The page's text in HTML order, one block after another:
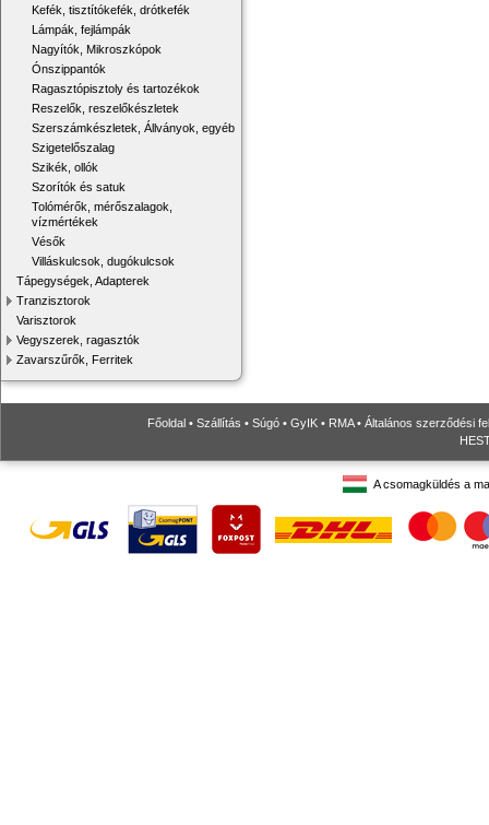
Kefék, tisztítókefék, drótkefék
Lámpák, fejlámpák
Nagyítók, Mikroszkópok
Ónszippantók
Ragasztópisztoly és tartozékok
Reszelők, reszelőkészletek
Szerszámkészletek, Állványok, egyéb
Szigetelőszalag
Szikék, ollók
Szorítók és satuk
Tolómérők, mérőszalagok,
vízmértékek
Vésők
Villáskulcsok, dugókulcsok
Tápegységek, Adapterek
Tranzisztorok
Varisztorok
Vegyszerek, ragasztók
Zavarszűrők, Ferritek
Főoldal • Szállítás • Súgó • GyIK • RMA• Általános szerződési
A csomagküldés a